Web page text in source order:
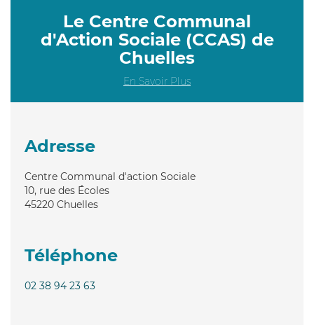
Le Centre Communal
d'Action Sociale (CCAS) de
Chuelles
En Savoir Plus
Adresse
Centre Communal d'action Sociale
10, rue des Écoles
45220 Chuelles
Téléphone
02 38 94 23 63